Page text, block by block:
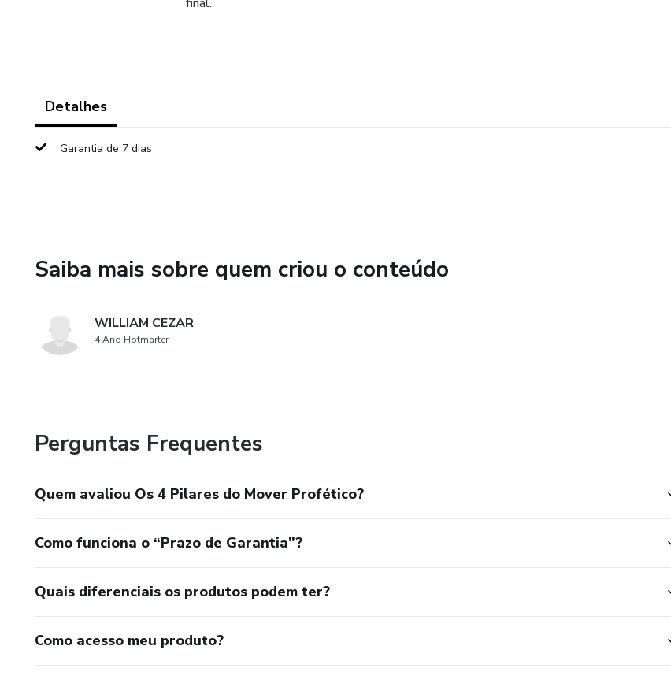
Detalhes
Garantia de 7 dias
Saiba mais sobre quem criou o conteúdo
WILLIAM CEZAR
4 Ano Hotmarter
Perguntas Frequentes
Quem avaliou Os 4 Pilares do Mover Profético?
Como funciona o “Prazo de Garantia”?
Quais diferenciais os produtos podem ter?
Como acesso meu produto?